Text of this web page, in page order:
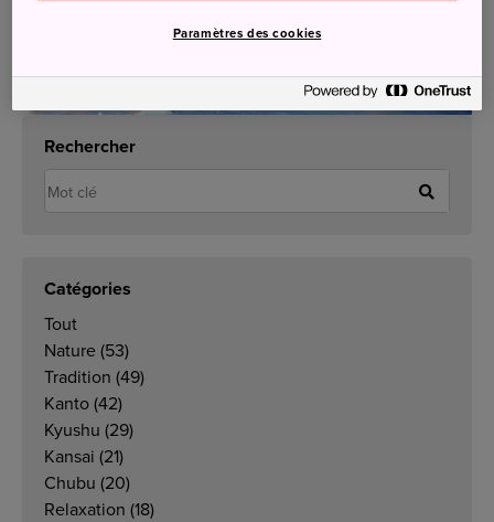
Rechercher
Catégories
Tout
Nature (53)
Tradition (49)
Kanto (42)
Kyushu (29)
Kansai (21)
Chubu (20)
Relaxation (18)
Paramètres des cookies